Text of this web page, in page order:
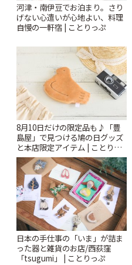
河津・南伊豆でお泊まり。さり
げない心遣いが心地よい、料理
自慢の一軒宿 | ことりっぷ
8月10日だけの限定品も♪「豊
島屋」で見つける鳩の日グッズ
と本店限定アイテム | ことりっ
ぷ
日本の手仕事の「いま」が詰ま
った器と雑貨のお店/西荻窪
「tsugumi」 | ことりっぷ